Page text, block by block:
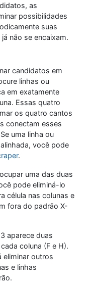
as
possibilidades
suas
não se encaixam.
candidatos em
linhas ou
em exatamente
Essas quatro
os quatro cantos
conectam esses
uma linha ou
você pode
.
uma das duas
pode eliminá-lo
célula nas colunas e
fora do padrão X-
aparece duas
coluna (F e H).
eliminar outros
e linhas